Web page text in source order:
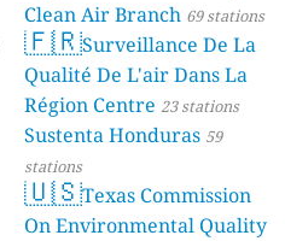
Clean Air Branch 69 stations
🇫🇷Surveillance De La
Qualité De L'air Dans La
Région Centre 23 stations
Sustenta Honduras 59
stations
🇺🇸Texas Commission
On Environmental Quality